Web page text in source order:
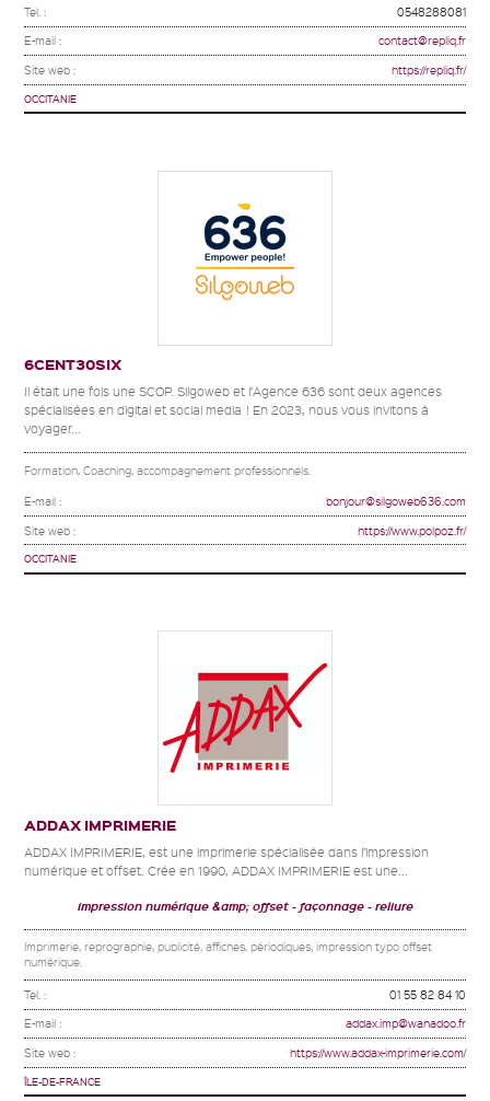
Tel. : 0548288081
E-mail : contact@repliq.fr
Site web : https://repliq.fr/
OCCITANIE
6CENT30SIX
Il était une fois une SCOP. Silgoweb et l’Agence 636 sont deux agences
spécialisées en digital et social media ! En 2023, nous vous invitons à
voyager...
Formation, Coaching, accompagnement professionnels.
E-mail : bonjour@silgoweb636.com
Site web : https://www.polpoz.fr/
OCCITANIE
ADDAX IMPRIMERIE
ADDAX IMPRIMERIE, est une imprimerie spécialisée dans l’impression
numérique et offset. Crée en 1990, ADDAX IMPRIMERIE est une...
impression numérique &amp; offset façonnage reliure
Imprimerie, reprographie, publicité, affiches, périodiques, impression typo offset
numérique.
Tel. : 01 55 82 84 10
E-mail : addax.imp@wanadoo.fr
Site web : https://www.addax-imprimerie.com/
ÎLE-DE-FRANCE